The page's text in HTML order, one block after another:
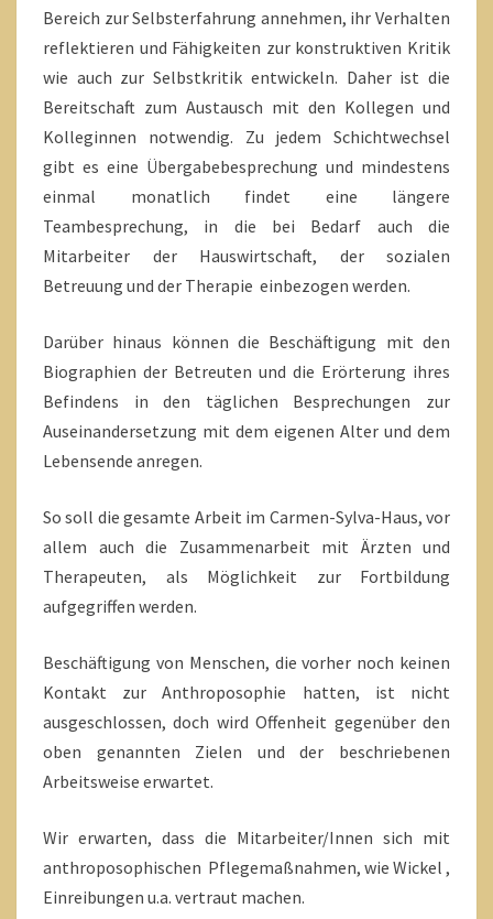
Bereich zur Selbsterfahrung annehmen, ihr Verhalten
reflektieren und Fähigkeiten zur konstruktiven Kritik
wie auch zur Selbstkritik entwickeln. Daher ist die
Bereitschaft zum Austausch mit den Kollegen und
Kolleginnen notwendig. Zu jedem Schichtwechsel
gibt es eine Übergabebesprechung und mindestens
einmal monatlich findet eine längere
Teambesprechung, in die bei Bedarf auch die
Mitarbeiter der Hauswirtschaft, der sozialen
Betreuung und der Therapie einbezogen werden.
Darüber hinaus können die Beschäftigung mit den
Biographien der Betreuten und die Erörterung ihres
Befindens in den täglichen Besprechungen zur
Auseinandersetzung mit dem eigenen Alter und dem
Lebensende anregen.
So soll die gesamte Arbeit im Carmen-Sylva-Haus, vor
allem auch die Zusammenarbeit mit Ärzten und
Therapeuten, als Möglichkeit zur Fortbildung
aufgegriffen werden.
Beschäftigung von Menschen, die vorher noch keinen
Kontakt zur Anthroposophie hatten, ist nicht
ausgeschlossen, doch wird Offenheit gegenüber den
oben genannten Zielen und der beschriebenen
Arbeitsweise erwartet.
Wir erwarten, dass die Mitarbeiter/Innen sich mit
anthroposophischen Pflegemaßnahmen, wie Wickel ,
Einreibungen u.a. vertraut machen.